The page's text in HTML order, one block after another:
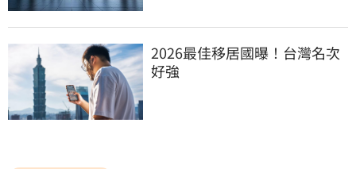
2026最佳移居國曝！台灣名次
好強